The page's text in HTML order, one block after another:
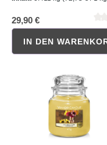
29,90 €
Durchschnittliche
IN DEN